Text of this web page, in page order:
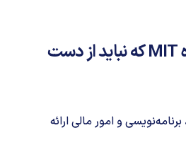
15 دوره آموزشی آنلاین و رایگان دانشگاه MIT که نباید از دست
و امور مالی ارائه